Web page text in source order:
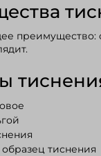
преимущество:
тиснения